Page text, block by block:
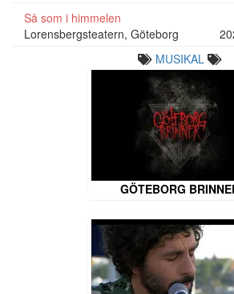
Så som i himmelen
Lorensbergsteatern, Göteborg
MUSIKAL
GÖTEBORG